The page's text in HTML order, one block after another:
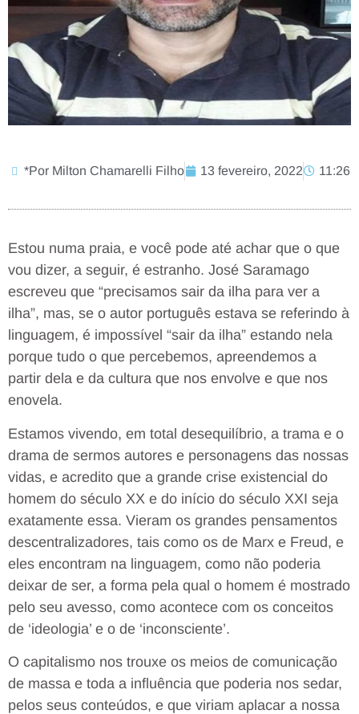
*Por Milton Chamarelli Filho 13 fevereiro, 2022 11:26
Estou numa praia, e você pode até achar que o que
vou dizer, a seguir, é estranho. José Saramago
escreveu que “precisamos sair da ilha para ver a
ilha”, mas, se o autor português estava se referindo à
linguagem, é impossível “sair da ilha” estando nela
porque tudo o que percebemos, apreendemos a
partir dela e da cultura que nos envolve e que nos
enovela.
Estamos vivendo, em total desequilíbrio, a trama e o
drama de sermos autores e personagens das nossas
vidas, e acredito que a grande crise existencial do
homem do século XX e do início do século XXI seja
exatamente essa. Vieram os grandes pensamentos
descentralizadores, tais como os de Marx e Freud, e
eles encontram na linguagem, como não poderia
deixar de ser, a forma pela qual o homem é mostrado
pelo seu avesso, como acontece com os conceitos
de ‘ideologia’ e o de ‘inconsciente’.
O capitalismo nos trouxe os meios de comunicação
de massa e toda a influência que poderia nos sedar,
pelos seus conteúdos, e que viriam aplacar a nossa